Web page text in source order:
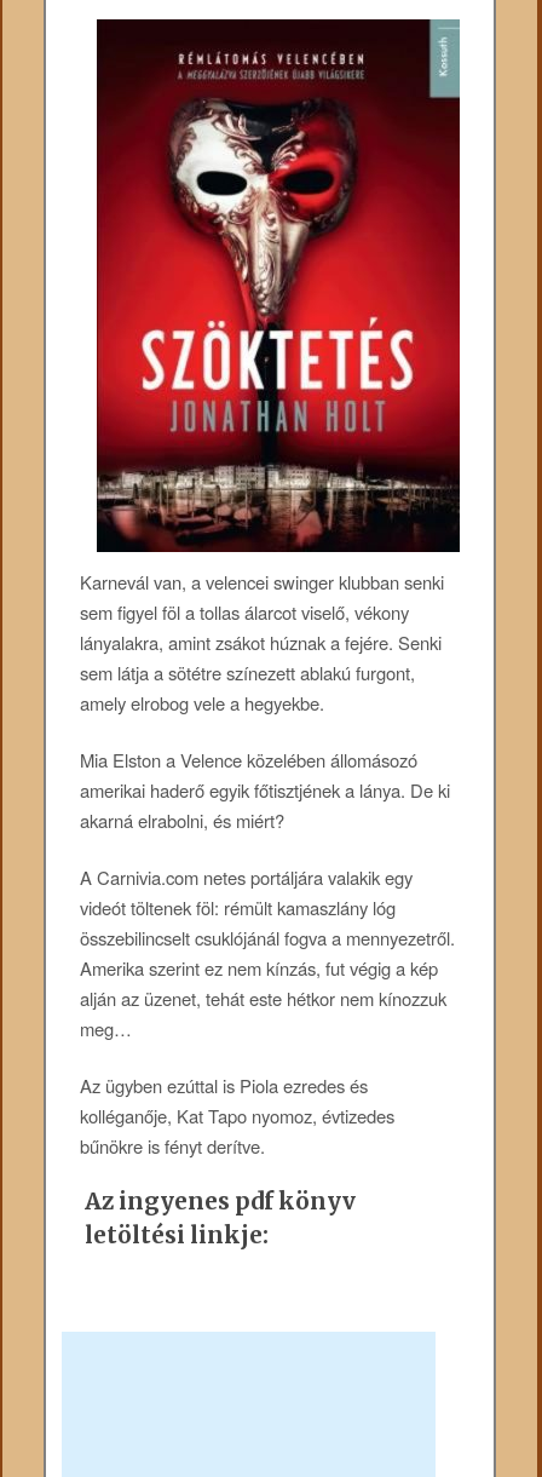
Karnevál van, a velencei swinger klubban senki
sem figyel föl a tollas álarcot viselő, vékony
lányalakra, amint zsákot húznak a fejére. Senki
sem látja a sötétre színezett ablakú furgont,
amely elrobog vele a hegyekbe.
Mia Elston a Velence közelében állomásozó
amerikai haderő egyik főtisztjének a lánya. De ki
akarná elrabolni, és miért?
A Carnivia.com netes portáljára valakik egy
videót töltenek föl: rémült kamaszlány lóg
összebilincselt csuklójánál fogva a mennyezetről.
Amerika szerint ez nem kínzás, fut végig a kép
alján az üzenet, tehát este hétkor nem kínozzuk
meg…
Az ügyben ezúttal is Piola ezredes és
kolléganője, Kat Tapo nyomoz, évtizedes
bűnökre is fényt derítve.
Az ingyenes pdf könyv
letöltési linkje: